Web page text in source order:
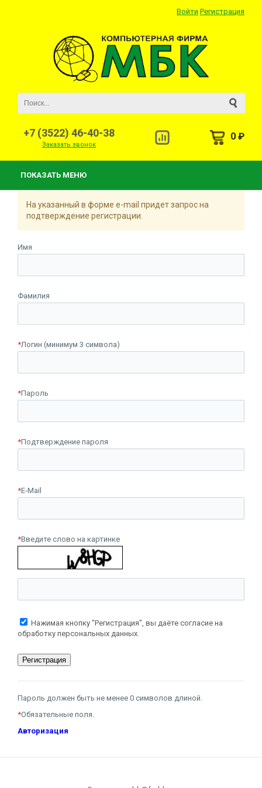
Войти Регистрация
+7 (3522) 46-40-38
Заказать звонок
0 ₽
ПОКАЗАТЬ МЕНЮ
На указанный в форме e-mail придет запрос на
подтверждение регистрации.
Имя
Фамилия
*Логин (минимум 3 символа)
*Пароль
*Подтверждение пароля
*E-Mail
*Введите слово на картинке
Нажимая кнопку "Регистрация", вы даёте согласие на
обработку персональных данных.
Пароль должен быть не менее 0 символов длиной.
*Обязательные поля.
Авторизация